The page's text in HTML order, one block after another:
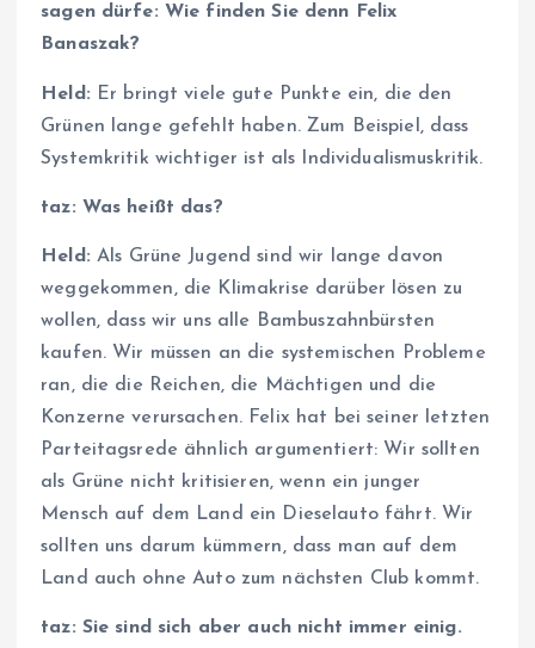
sagen dürfe: Wie finden Sie denn Felix
Banaszak?
Held: Er bringt viele gute Punkte ein, die den
Grünen lange gefehlt haben. Zum Beispiel, dass
Systemkritik wichtiger ist als Individualismuskritik.
taz: Was heißt das?
Held: Als Grüne Jugend sind wir lange davon
weggekommen, die Klimakrise darüber lösen zu
wollen, dass wir uns alle Bambuszahnbürsten
kaufen. Wir müssen an die systemischen Probleme
ran, die die Reichen, die Mächtigen und die
Konzerne verursachen. Felix hat bei seiner letzten
Parteitagsrede ähnlich argumentiert: Wir sollten
als Grüne nicht kritisieren, wenn ein junger
Mensch auf dem Land ein Dieselauto fährt. Wir
sollten uns darum kümmern, dass man auf dem
Land auch ohne Auto zum nächsten Club kommt.
taz: Sie sind sich aber auch nicht immer einig.